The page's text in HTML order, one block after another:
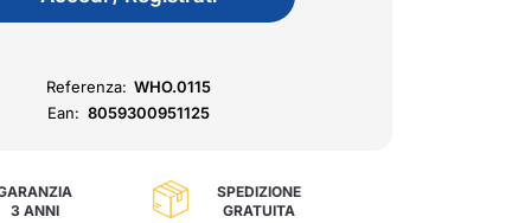
Referenza: WHO.0115
Ean: 8059300951125
3 ANNI
SPEDIZIONE
GRATUITA